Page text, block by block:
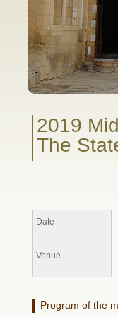
東南ア
2019
The
Date
Venue
Program of the